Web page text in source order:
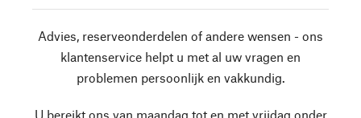
Advies, reserveonderdelen of andere wensen - ons
klantenservice helpt u met al uw vragen en
problemen persoonlijk en vakkundig.
U bereikt ons van maandag tot en met vrijdag onder